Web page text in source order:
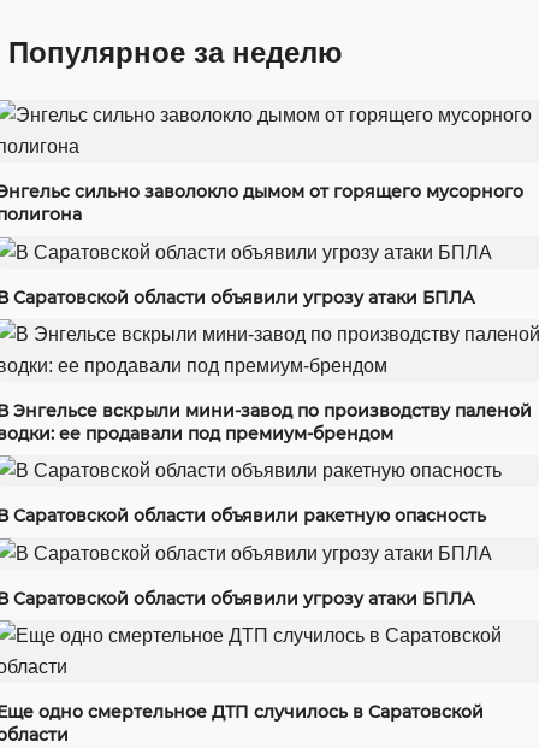
Популярное за неделю
сильно заволокло дымом от горящего мусорного
Саратовской области объявили угрозу атаки БПЛА
Энгельсе вскрыли мини-завод по производству паленой
ее продавали под премиум-брендом
Саратовской области объявили ракетную опасность
Саратовской области объявили угрозу атаки БПЛА
одно смертельное ДТП случилось в Саратовской